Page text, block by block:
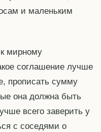
и маленьким
мирному
соглашение лучше
прописать сумму
она должна быть
всего заверить у
с соседями о